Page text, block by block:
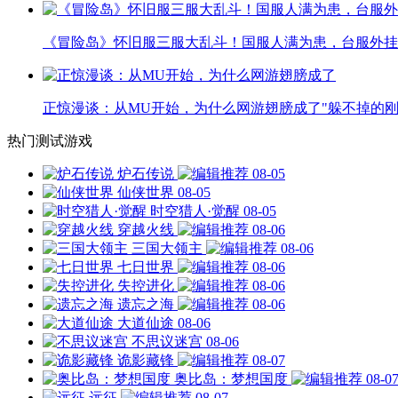
《冒险岛》怀旧服三服大乱斗！国服人满为患，台服外
正惊漫谈：从MU开始，为什么网游翅膀成了"躲不掉的
热门测试游戏
炉石传说
08-05
仙侠世界 08-05
时空猎人·觉醒 08-05
穿越火线
08-06
三国大领主
08-06
七日世界
08-06
失控进化
08-06
遗忘之海
08-06
大道仙途 08-06
不思议迷宫 08-06
诡影藏锋
08-07
奥比岛：梦想国度
08-07